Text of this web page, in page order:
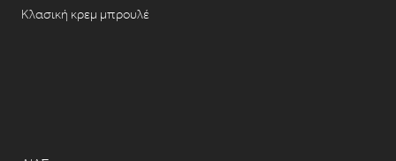
Κλασική κρεμ μπρουλέ